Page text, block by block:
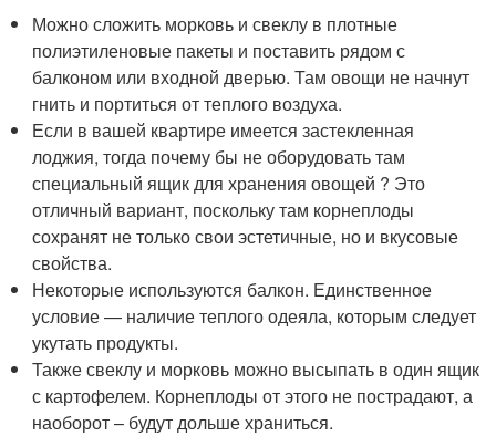
Можно сложить морковь и свеклу в плотные
полиэтиленовые пакеты и поставить рядом с
балконом или входной дверью. Там овощи не начнут
гнить и портиться от теплого воздуха.
Если в вашей квартире имеется застекленная
лоджия, тогда почему бы не оборудовать там
специальный ящик для хранения овощей ? Это
отличный вариант, поскольку там корнеплоды
сохранят не только свои эстетичные, но и вкусовые
свойства.
Некоторые используются балкон. Единственное
условие — наличие теплого одеяла, которым следует
укутать продукты.
Также свеклу и морковь можно высыпать в один ящик
с картофелем. Корнеплоды от этого не пострадают, а
наоборот – будут дольше храниться.